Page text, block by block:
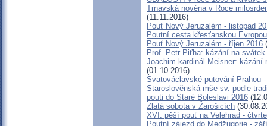
Trnavská novéna v Roce
(11.11.2016)
Pouť Nový Jeruzalém - listopad
Poutní cesta křesťanskou
Pouť Nový Jeruzalém - říjen 2016
Prof. Petr Piťha: kázání na
Joachim kardinál Meisner:
(01.10.2016)
Svatováclavské putování Prahou
Staroslověnská mše sv. podle
pouti do Staré Boleslavi 2016
Zlatá sobota v Žarošicích
XVI. pěší pouť na Velehrad -
Poutní zájezd do Medžugorje -